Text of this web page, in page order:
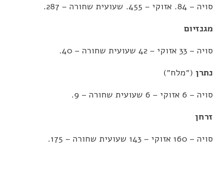
סויה – 84. אזוקי – 455. שעועית שחורה – 287.
מגנזיום
סויה – 33 אזוקי – 42 שעועית שחורה – 40.
נתרן (״מלח״)
סויה – 6 אזוקי – 6 שעועית שחורה – 9.
זרחן
סויה – 160 אזוקי – 143 שעועית שחורה – 175.